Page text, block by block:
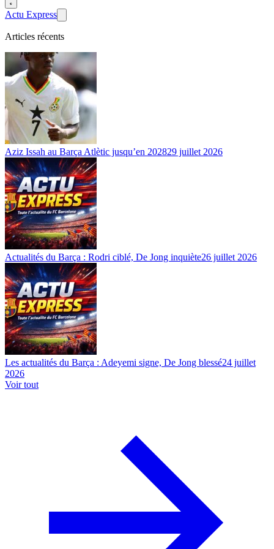
Actu Express
Articles récents
Aziz Issah au Barça Atlètic jusqu’en 202829 juillet 2026
Actualités du Barça : Rodri ciblé, De Jong inquiète26 juillet 2026
Les actualités du Barça : Adeyemi signe, De Jong blessé24 juillet
2026
Voir tout